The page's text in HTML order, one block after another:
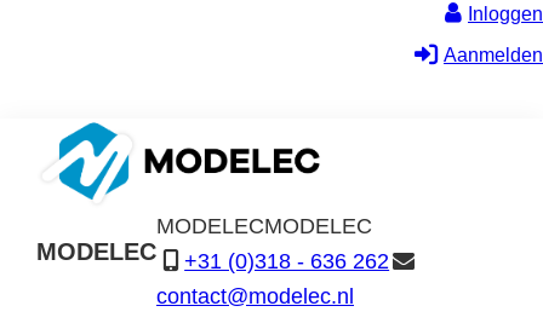
Inloggen
Aanmelden
MODELEC
MODELECMODELEC
+31 (0)318 - 636 262
contact@modelec.nl